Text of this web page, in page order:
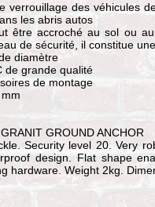
verrouillage des véhicules
les abris autos
être accroché au sol ou
de sécurité, il constitue
diamètre
de grande qualité
de montage
GROUND ANCHOR
Security level 20. Very
design. Flat shape
hardware. Weight 2kg.